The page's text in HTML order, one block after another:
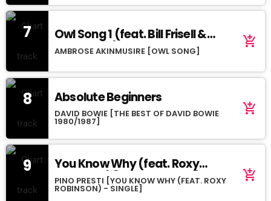
7
Owl Song 1 (feat. Bill Frisell &
Herlin Riley)
AMBROSE AKINMUSIRE [OWL SONG]
add_shopping_cart
8 Absolute Beginners
DAVID BOWIE [THE BEST OF DAVID BOWIE
1980/1987]
add_shopping_cart
9
You Know Why (feat. Roxy
Robinson) [Disco Version]
PINO PRESTI [YOU KNOW WHY (FEAT. ROXY
ROBINSON) - SINGLE]
add_shopping_cart